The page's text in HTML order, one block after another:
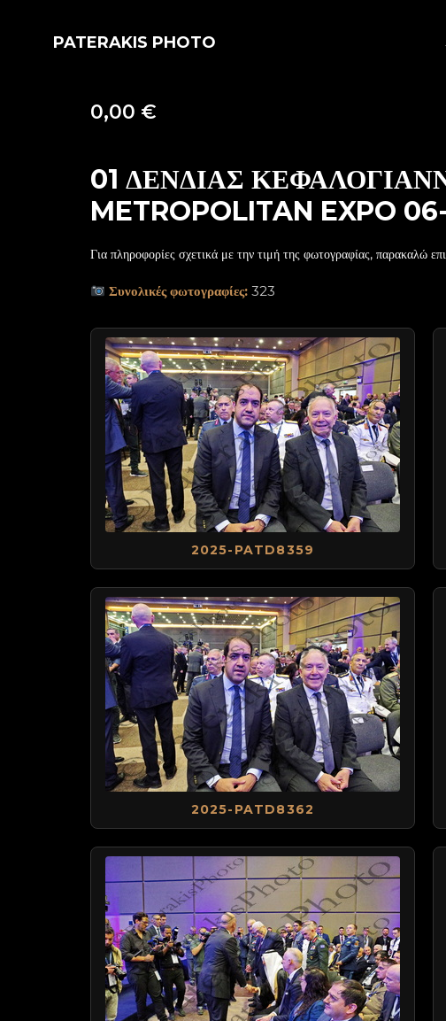
PATERAKIS PHOTO
01 ΔΕΝΔΙΑΣ
METROPOLITAN EXPO
0,00 €
Για πληροφορίες σχετικά με την τιμή της φωτογραφίας, παρακαλώ
Συνολικές φωτογραφίες: 323
2025-PATD8359
2025-PATD8362